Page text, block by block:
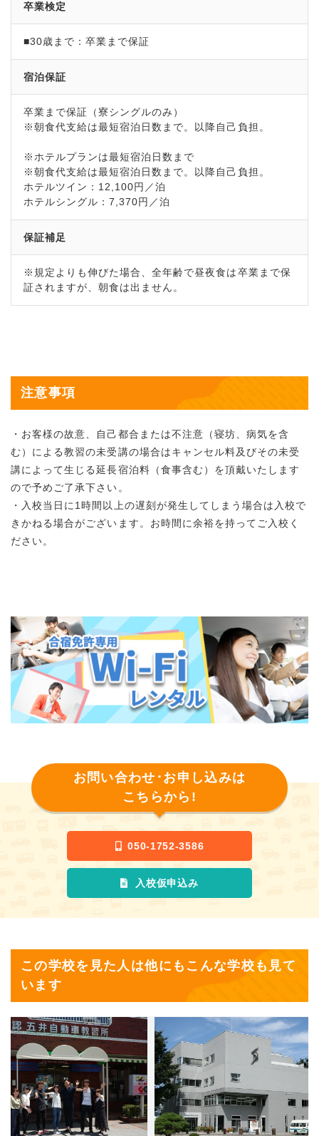
卒業検定
■30歳まで：卒業まで保証
宿泊保証
卒業まで保証（寮シングルのみ）
※朝食代支給は最短宿泊日数まで。以降自己負担。
※ホテルプランは最短宿泊日数まで
※朝食代支給は最短宿泊日数まで。以降自己負担。
ホテルツイン：12,100円／泊
ホテルシングル：7,370円／泊
保証補足
※規定よりも伸びた場合、全年齢で昼夜食は卒業まで保
証されますが、朝食は出ません。
注意事項
・お客様の故意、自己都合または不注意（寝坊、病気を含
む）による教習の未受講の場合はキャンセル料及びその未受
講によって生じる延長宿泊料（食事含む）を頂戴いたします
ので予めご了承下さい。
・入校当日に1時間以上の遅刻が発生してしまう場合は入校で
きかねる場合がございます。お時間に余裕を持ってご入校く
ださい。
お問い合わせ･お申し込みは
こちらから!
050-1752-3586
入校仮申込み
この学校を見た人は他にもこんな学校も見て
います